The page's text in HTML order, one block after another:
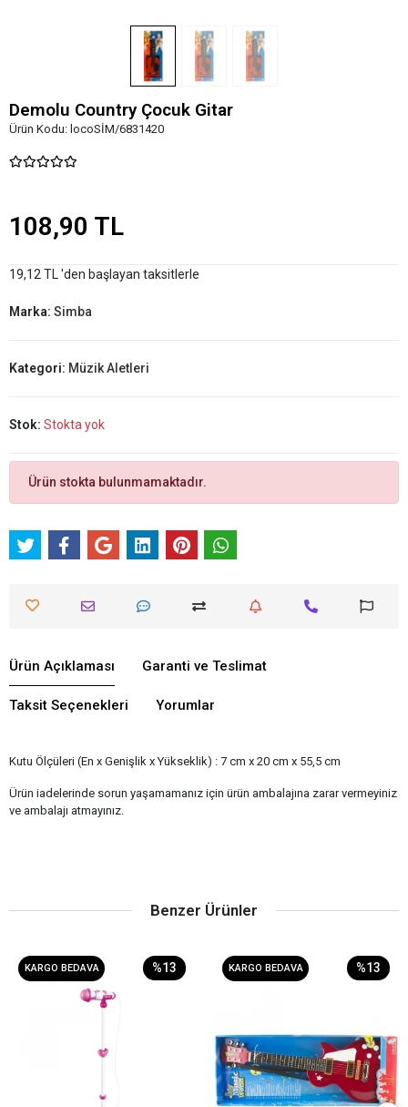
Demolu Country Çocuk Gitar
Ürün Kodu: locoSİM/6831420
108,90 TL
19,12 TL 'den başlayan taksitlerle
Marka: Simba
Kategori: Müzik Aletleri
Stok: Stokta yok
Ürün stokta bulunmamaktadır.
Ürün Açıklaması Garanti ve Teslimat
Taksit Seçenekleri Yorumlar
Kutu Ölçüleri (En x Genişlik x Yükseklik) : 7 cm x 20 cm x 55,5 cm
Ürün iadelerinde sorun yaşamamanız için ürün ambalajına zarar vermeyiniz
ve ambalajı atmayınız.
Benzer Ürünler
KARGO BEDAVA %13 KARGO BEDAVA %13